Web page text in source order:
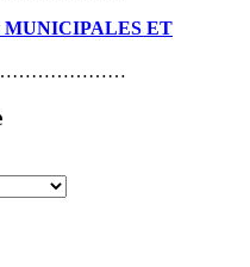
MUNICIPALES ET